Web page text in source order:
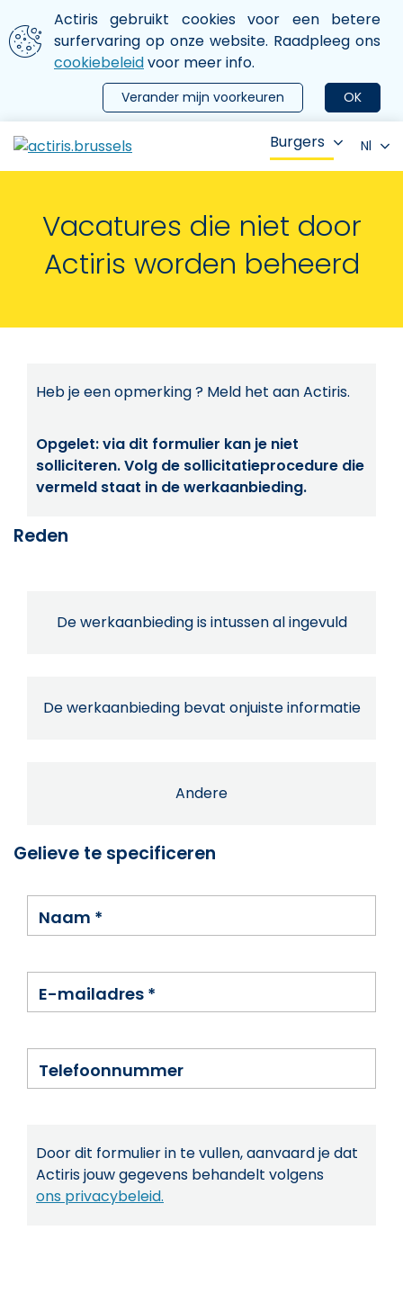
Aller au contenu principal
We gebruiken cookies
Actiris gebruikt cookies voor een betere
surfervaring op onze website. Raadpleeg ons
cookiebeleidvoor meer info.
OK
Verander mijn voorkeuren
le menu
Burgers Nl
Vacatures die niet door
Actiris worden beheerd
Heb je een opmerking ? Meld het aan Actiris.
Opgelet: via dit formulier kan je niet
solliciteren. Volg de sollicitatieprocedure die
vermeld staat in de werkaanbieding.
Reden
De werkaanbieding is intussen al ingevuld
De werkaanbieding bevat onjuiste informatie
Andere
Gelieve te specificeren
Naam *
E-mailadres *
Telefoonnummer
Door dit formulier in te vullen, aanvaard je dat
Actiris jouw gegevens behandelt volgens
ons privacybeleid.